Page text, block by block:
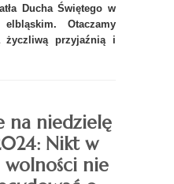
Ducha Świętego w
elbląskim. Otaczamy
życzliwą przyjaźnią i
na niedzielę
Nikt w
wolności nie